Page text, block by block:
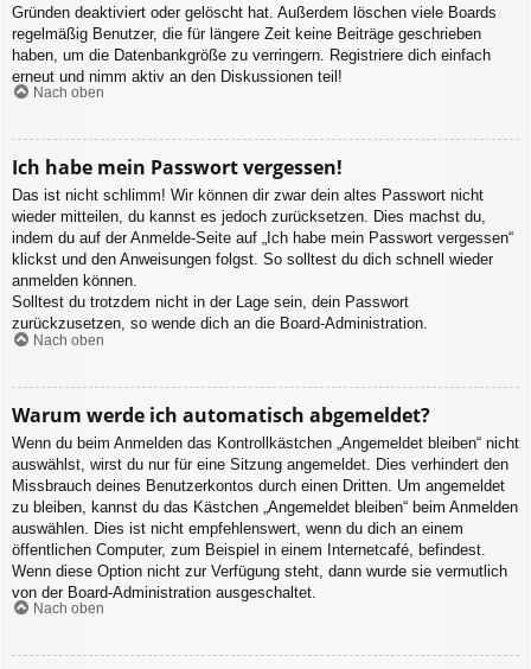
Gründen deaktiviert oder gelöscht hat. Außerdem löschen viele Boards
regelmäßig Benutzer, die für längere Zeit keine Beiträge geschrieben
haben, um die Datenbankgröße zu verringern. Registriere dich einfach
erneut und nimm aktiv an den Diskussionen teil!
Nach oben
Ich habe mein Passwort vergessen!
Das ist nicht schlimm! Wir können dir zwar dein altes Passwort nicht
wieder mitteilen, du kannst es jedoch zurücksetzen. Dies machst du,
indem du auf der Anmelde-Seite auf „Ich habe mein Passwort vergessen“
klickst und den Anweisungen folgst. So solltest du dich schnell wieder
anmelden können.
Solltest du trotzdem nicht in der Lage sein, dein Passwort
zurückzusetzen, so wende dich an die Board-Administration.
Nach oben
Warum werde ich automatisch abgemeldet?
Wenn du beim Anmelden das Kontrollkästchen „Angemeldet bleiben“ nicht
auswählst, wirst du nur für eine Sitzung angemeldet. Dies verhindert den
Missbrauch deines Benutzerkontos durch einen Dritten. Um angemeldet
zu bleiben, kannst du das Kästchen „Angemeldet bleiben“ beim Anmelden
auswählen. Dies ist nicht empfehlenswert, wenn du dich an einem
öffentlichen Computer, zum Beispiel in einem Internetcafé, befindest.
Wenn diese Option nicht zur Verfügung steht, dann wurde sie vermutlich
von der Board-Administration ausgeschaltet.
Nach oben